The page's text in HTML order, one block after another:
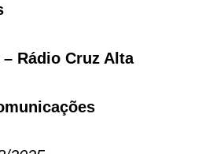
Rádio Cruz Alta